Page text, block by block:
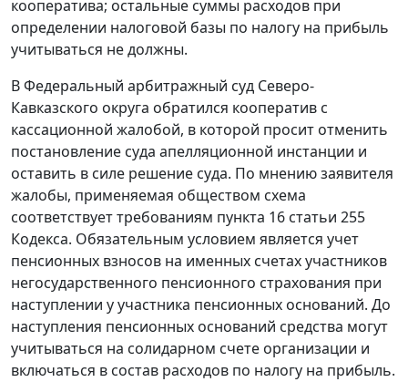
кооператива; остальные суммы расходов при
определении налоговой базы по налогу на прибыль
учитываться не должны.
В Федеральный арбитражный суд Северо-
Кавказского округа обратился кооператив с
кассационной жалобой, в которой просит отменить
постановление суда апелляционной инстанции и
оставить в силе решение суда. По мнению заявителя
жалобы, применяемая обществом схема
соответствует требованиям пункта 16 статьи 255
Кодекса. Обязательным условием является учет
пенсионных взносов на именных счетах участников
негосударственного пенсионного страхования при
наступлении у участника пенсионных оснований. До
наступления пенсионных оснований средства могут
учитываться на солидарном счете организации и
включаться в состав расходов по налогу на прибыль.